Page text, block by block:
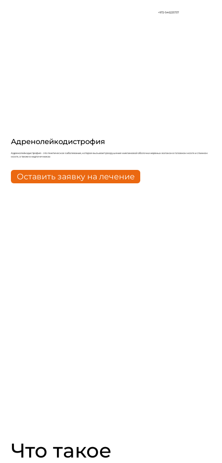
+972-546225737
Адренолейкодистрофия
Адренолейкодистрофия - это генетическое заболевание, которое вызывает разрушение миелиновой оболочки нервных волокон в головном мозге и спинном
мозге, а также в надпочечниках
Оставить заявку на лечение
Что такое